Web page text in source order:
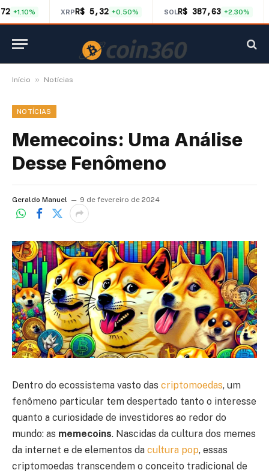
+1.10% XRPR$ 5,32 +0.50% SOLR$ 387,63 +2.30%
Início » Notícias
NOTÍCIAS
Memecoins: Uma Análise
Desse Fenômeno
Geraldo Manuel 9 de fevereiro de 2024
Dentro do ecossistema vasto das criptomoedas, um
fenômeno particular tem despertado tanto o interesse
quanto a curiosidade de investidores ao redor do
mundo: as memecoins. Nascidas da cultura dos memes
da internet e de elementos da cultura pop, essas
criptomoedas transcendem o conceito tradicional de